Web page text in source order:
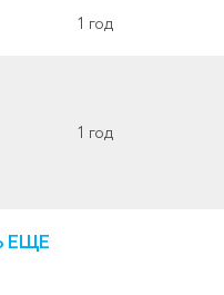
1 год
1 год
ЕЩЕ